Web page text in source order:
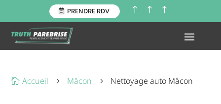
PRENDRE RDV ! ! !
 Accueil 5 Mâcon 5 Nettoyage auto Mâcon